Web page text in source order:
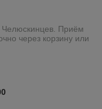
Челюскинцев. Приём
через корзину или